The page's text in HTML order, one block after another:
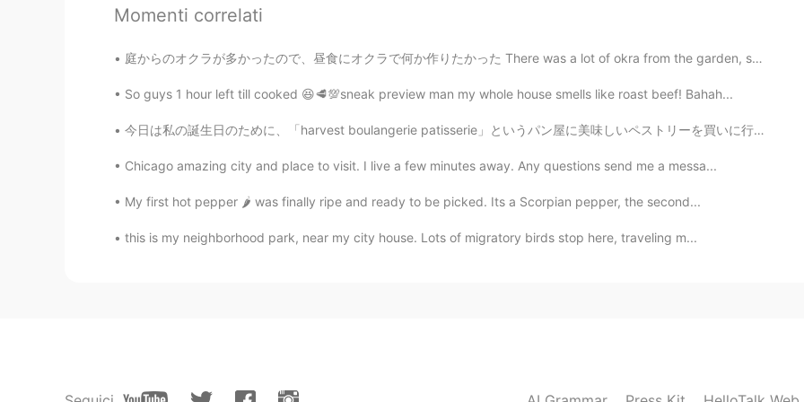
仕事 が最後の日だった。
さて、明日 から、 迎えて います。 ワーホリを楽しむ つもりです ！
新しい人生の ページをめくって 、プロローグを紡ぎ始めます。
Momenti correlati
庭からのオクラが多かったので、昼食にオクラで何か作りたかった There was a lot of okra from the garden, so for lunch I wanted to ...
So guys 1 hour left till cooked 😆🥩💯sneak preview man my whole house smells like roast beef! Bahah...
今日は私の誕生日のために、「harvest boulangerie patisserie」というパン屋に美味しいペストリーを買いに行きました。❤ そのパン屋で日本人が働いているので、私は日本語の...
Chicago amazing city and place to visit. I live a few minutes away. Any questions send me a messa...
My first hot pepper 🌶 was finally ripe and ready to be picked. Its a Scorpian pepper, the second...
this is my neighborhood park, near my city house. Lots of migratory birds stop here, traveling m...